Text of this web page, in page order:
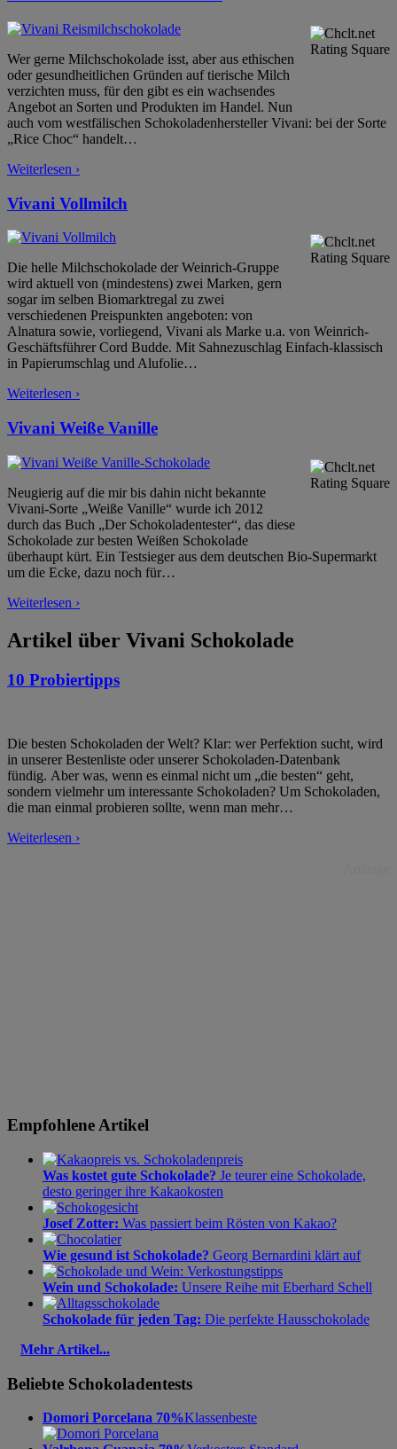
Wer gerne Milchschokolade isst, aber aus ethischen
oder gesundheitlichen Gründen auf tierische Milch
verzichten muss, für den gibt es ein wachsendes
Angebot an Sorten und Produkten im Handel. Nun
auch vom westfälischen Schokoladenhersteller Vivani: bei der Sorte
„Rice Choc“ handelt…
Weiterlesen ›
Vivani Vollmilch
Die helle Milchschokolade der Weinrich-Gruppe
wird aktuell von (mindestens) zwei Marken, gern
sogar im selben Biomarktregal zu zwei
verschiedenen Preispunkten angeboten: von
Alnatura sowie, vorliegend, Vivani als Marke u.a. von Weinrich-
Geschäftsführer Cord Budde. Mit Sahnezuschlag Einfach-klassisch
in Papierumschlag und Alufolie…
Weiterlesen ›
Vivani Weiße Vanille
Neugierig auf die mir bis dahin nicht bekannte
Vivani-Sorte „Weiße Vanille“ wurde ich 2012
durch das Buch „Der Schokoladentester“, das diese
Schokolade zur besten Weißen Schokolade
überhaupt kürt. Ein Testsieger aus dem deutschen Bio-Supermarkt
um die Ecke, dazu noch für…
Weiterlesen ›
Artikel über Vivani Schokolade
10 Probiertipps
Die besten Schokoladen der Welt? Klar: wer Perfektion sucht, wird
in unserer Bestenliste oder unserer Schokoladen-Datenbank
fündig. Aber was, wenn es einmal nicht um „die besten“ geht,
sondern vielmehr um interessante Schokoladen? Um Schokoladen,
die man einmal probieren sollte, wenn man mehr…
Weiterlesen ›
Empfohlene Artikel
Was kostet gute Schokolade? Je teurer eine Schokolade,
desto geringer ihre Kakaokosten
Josef Zotter: Was passiert beim Rösten von Kakao?
Wie gesund ist Schokolade? Georg Bernardini klärt auf
Wein und Schokolade: Unsere Reihe mit Eberhard Schell
Schokolade für jeden Tag: Die perfekte Hausschokolade
Mehr Artikel...
Beliebte Schokoladentests
Domori Porcelana 70%Klassenbeste